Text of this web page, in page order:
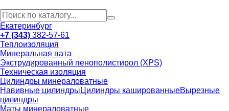
Екатеринбург
+7 (343) 382-57-61
Теплоизоляция
Минеральная вата
Экструдированный пенополистирол (XPS)
Техническая изоляция
Цилиндры минераловатные
Навивные цилиндры Цилиндры кашированныеВырезные
цилиндры
Маты минераловатные